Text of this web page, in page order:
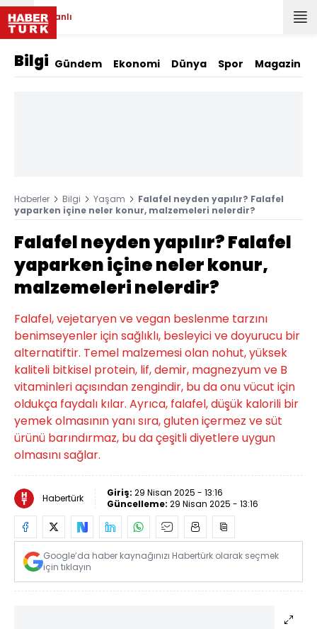
Canlı
Bilgi Gündem Ekonomi Dünya Spor Magazin
Haberler Bilgi Yaşam
Falafel neyden yapılır? Falafel
yaparken içine neler konur, malzemeleri nelerdir?
Falafel neyden yapılır? Falafel
yaparken içine neler konur,
malzemeleri nelerdir?
Falafel, vejetaryen ve vegan beslenme tarzını
benimseyenler için sağlıklı, besleyici ve doyurucu bir
alternatiftir. Temel malzemesi olan nohut, yüksek
kaliteli bitkisel protein, lif, demir, magnezyum ve B
vitaminleri açısından zengindir, bu da onu vücut için
oldukça faydalı kılar. Ayrıca, falafel, düşük kalorili bir
yemek olmasının yanı sıra, gluten içermez ve süt
ürünü barındırmaz, bu da çeşitli diyetlere uygun
olmasını sağlar.
Habertürk Giriş: 29 Nisan 2025 - 13:16
Güncelleme: 29 Nisan 2025 - 13:16
Google’da haber kaynağınızı Habertürk olarak seçmek
için tıklayın